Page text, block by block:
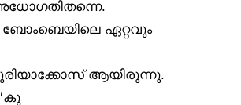
അധോഗതിതന്നെ.
ഏറ്റവും
ആയിരുന്നു.
‘കു